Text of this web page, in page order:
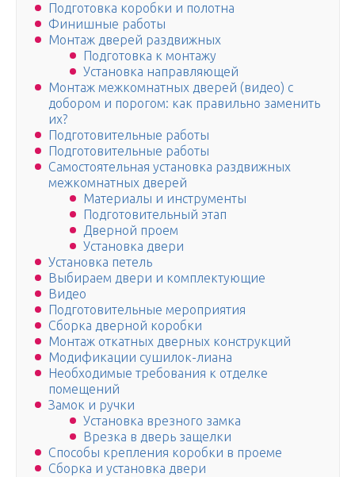
Подготовка коробки и полотна
Финишные работы
Монтаж дверей раздвижных
Подготовка к монтажу
Установка направляющей
Монтаж межкомнатных дверей (видео) с
добором и порогом: как правильно заменить
их?
Подготовительные работы
Подготовительные работы
Самостоятельная установка раздвижных
межкомнатных дверей
Материалы и инструменты
Подготовительный этап
Дверной проем
Установка двери
Установка петель
Выбираем двери и комплектующие
Видео
Подготовительные мероприятия
Сборка дверной коробки
Монтаж откатных дверных конструкций
Модификации сушилок-лиана
Необходимые требования к отделке
помещений
Замок и ручки
Установка врезного замка
Врезка в дверь защелки
Способы крепления коробки в проеме
Сборка и установка двери